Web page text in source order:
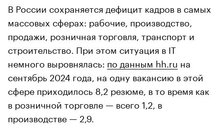
В России сохраняется дефицит кадров в самых
массовых сферах: рабочие, производство,
продажи, розничная торговля, транспорт и
строительство. При этом ситуация в IT
немного выровнялась: по данным hh.ru на
сентябрь 2024 года, на одну вакансию в этой
сфере приходилось 8,2 резюме, в то время как
в розничной торговле — всего 1,2, в
производстве — 2,9.